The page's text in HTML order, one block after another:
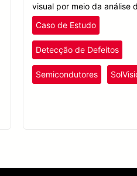
visual por meio da análise
com IA, reforçando a
das informações de
ângulo para reconhecer
defeituosos e erros no
fixação de chips.
Caso de Estudo
Detecção de Defeitos
Semicondutores